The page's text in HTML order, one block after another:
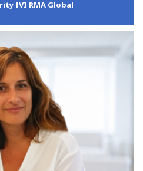
IVI RMA Global